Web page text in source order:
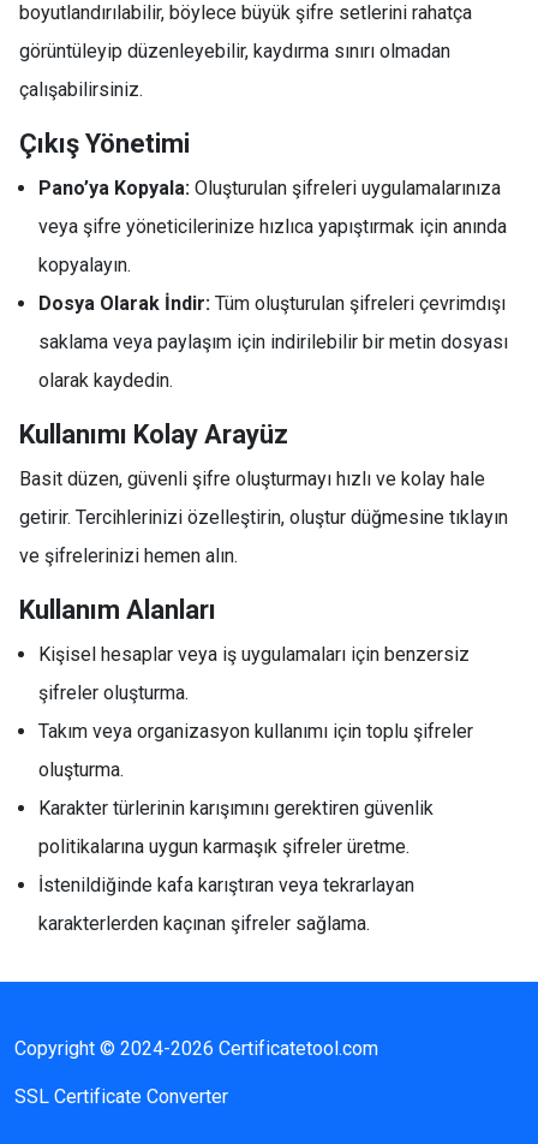
boyutlandırılabilir, böylece büyük şifre setlerini rahatça
görüntüleyip düzenleyebilir, kaydırma sınırı olmadan
çalışabilirsiniz.
Çıkış Yönetimi
Pano’ya Kopyala: Oluşturulan şifreleri uygulamalarınıza
veya şifre yöneticilerinize hızlıca yapıştırmak için anında
kopyalayın.
Dosya Olarak İndir: Tüm oluşturulan şifreleri çevrimdışı
saklama veya paylaşım için indirilebilir bir metin dosyası
olarak kaydedin.
Kullanımı Kolay Arayüz
Basit düzen, güvenli şifre oluşturmayı hızlı ve kolay hale
getirir. Tercihlerinizi özelleştirin, oluştur düğmesine tıklayın
ve şifrelerinizi hemen alın.
Kullanım Alanları
Kişisel hesaplar veya iş uygulamaları için benzersiz
şifreler oluşturma.
Takım veya organizasyon kullanımı için toplu şifreler
oluşturma.
Karakter türlerinin karışımını gerektiren güvenlik
politikalarına uygun karmaşık şifreler üretme.
İstenildiğinde kafa karıştıran veya tekrarlayan
karakterlerden kaçınan şifreler sağlama.
Copyright © 2024-2026 Certificatetool.com
SSL Certificate Converter